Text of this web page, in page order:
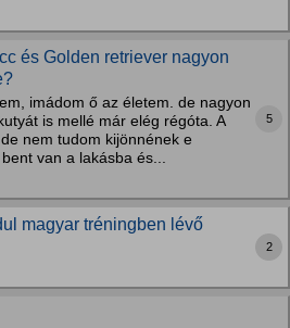
és Golden retriever nagyon
imádom ő az életem. de nagyon
is mellé már elég régóta. A
nem tudom kijönnének e
van a lakásba és...
5
magyar tréningben lévő
2